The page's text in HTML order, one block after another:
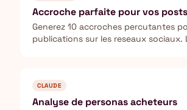
Accroche parfaite pour vos posts
Generez 10 accroches percutantes
publications sur les reseaux sociaux.
CLAUDE
Analyse de personas acheteurs